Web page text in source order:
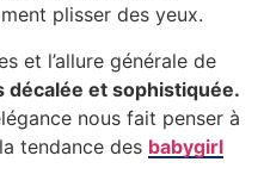
plisser des yeux.
et l’allure générale de
décalée et sophistiquée.
nous fait penser à
tendance des babygirl